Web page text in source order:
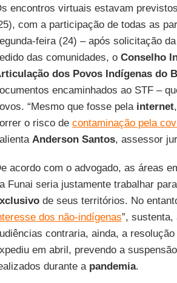
encontros virtuais estavam
com a participação de todas as
feira (24) – após solicitação
das comunidades, o Conselho
dos Povos Indígenas do
encaminhados ao STF –
“Mesmo que fosse pela internet
o risco de contaminação pela
Anderson Santos, assessor
acordo com o advogado, as áreas
Funai seria justamente trabalhar
de seus territórios. No
dos não-indígenas”,
contraria, ainda, a resolução
em abril, prevendo a
durante a pandemia.